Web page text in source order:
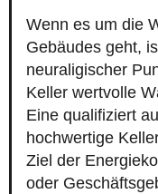
Wenn es um die
Gebäudes geht,
neuraligischer
Keller wertvolle
Eine qualifiziert
hochwertige
Ziel der
oder